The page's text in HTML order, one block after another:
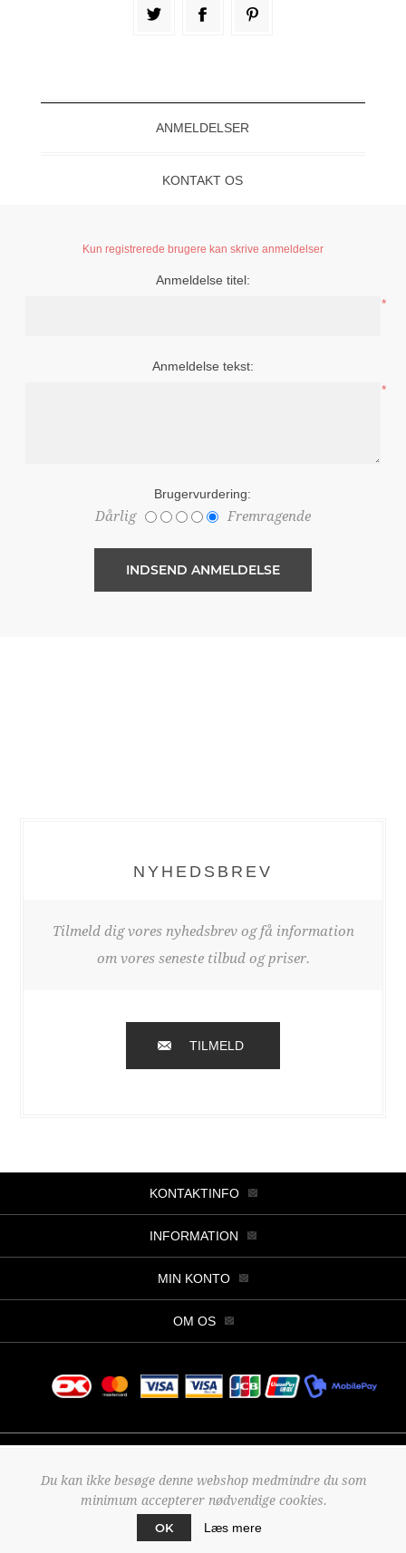
ANMELDELSER
KONTAKT OS
Kun registrerede brugere kan skrive anmeldelser
Anmeldelse titel:
*
Anmeldelse tekst:
*
Brugervurdering:
Dårlig Fremragende
NYHEDSBREV
Tilmeld dig vores nyhedsbrev og få information
om vores seneste tilbud og priser.
TILMELD
KONTAKTINFO
INFORMATION
MIN KONTO
OM OS
Powered by nopCommerce
Designed by 2Bdesign
Du kan ikke besøge denne webshop medmindre du som
minimum accepterer nødvendige cookies.
OK
Læs mere